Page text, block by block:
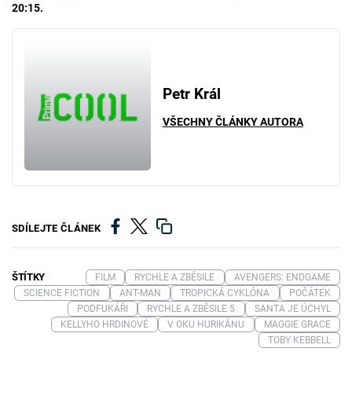
20:15.
Petr Král
VŠECHNY ČLÁNKY AUTORA
SDÍLEJTE ČLÁNEK
ŠTÍTKY FILM RYCHLE A ZBĚSILE
AVENGERS: ENDGAME
SCIENCE FICTION
ANT-MAN TROPICKÁ CYKLÓNA
POČÁTEK
PODFUKÁŘI
RYCHLE A ZBĚSILE 5
SANTA JE ÚCHYL
KELLYHO HRDINOVÉ
V OKU HURIKÁNU
MAGGIE GRACE
TOBY KEBBELL